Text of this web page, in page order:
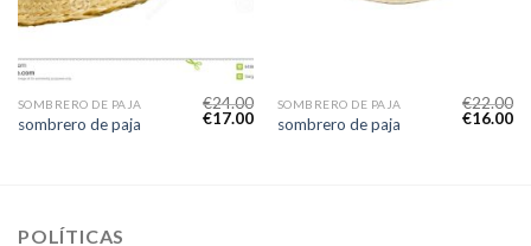
SOMBRERO DE PAJA
sombrero de paja
€24.00
€17.00
SOMBRERO DE PAJA
sombrero de paja
€22.00
€16.00
POLÍTICAS